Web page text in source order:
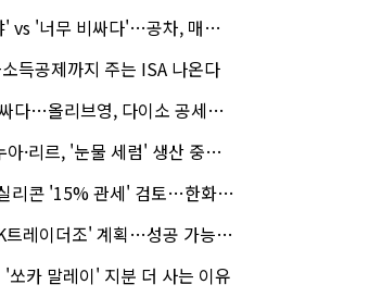
'너무 비싸다'…공차, 매각 성공할까
득공제까지 주는 ISA 나온다
리브영, 다이소 공세에 '가성비'로 맞불
·리르, '눈물 세럼' 생산 중단한다
'15% 관세' 검토…한화큐셀·OCI 영향은?
이더조' 계획…성공 가능성은 '글쎄'
'쏘카 말레이' 지분 더 사는 이유